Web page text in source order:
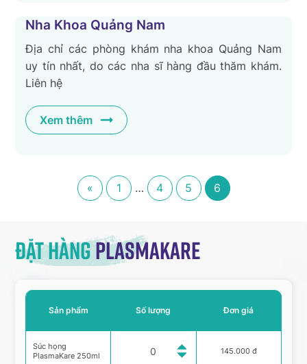
Nha Khoa Quảng Nam
Địa chỉ các phòng khám nha khoa Quảng Nam
uy tín nhất, do các nha sĩ hàng đầu thăm khám.
Liên hệ
Xem thêm
« 1 … 4 5 6
Đặt hàngPlasmakare
Sản phẩm
Súc họng
PlasmaKare 250ml
Số lượng Đơn giá
145.000 đ